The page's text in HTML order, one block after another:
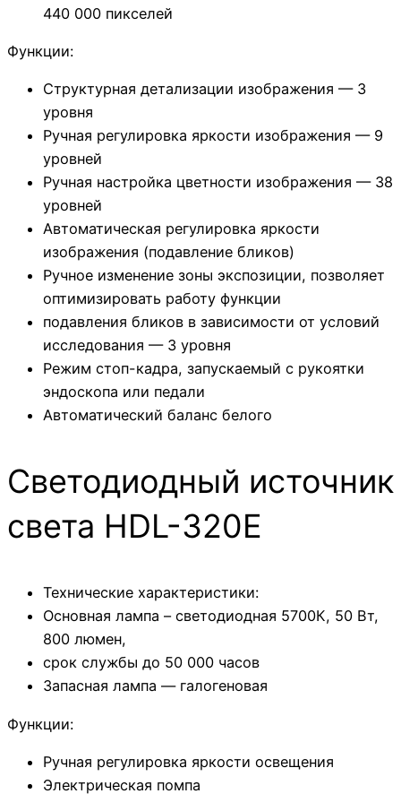
440 000 пикселей
Функции:
Структурная детализации изображения — 3
уровня
Ручная регулировка яркости изображения — 9
уровней
Ручная настройка цветности изображения — 38
уровней
Автоматическая регулировка яркости
изображения (подавление бликов)
Ручное изменение зоны экспозиции, позволяет
оптимизировать работу функции
подавления бликов в зависимости от условий
исследования — 3 уровня
Режим стоп-кадра, запускаемый с рукоятки
эндоскопа или педали
Автоматический баланс белого
Светодиодный источник
света HDL-320E
Технические характеристики:
Основная лампа – светодиодная 5700К, 50 Вт,
800 люмен,
срок службы до 50 000 часов
Запасная лампа — галогеновая
Функции:
Ручная регулировка яркости освещения
Электрическая помпа